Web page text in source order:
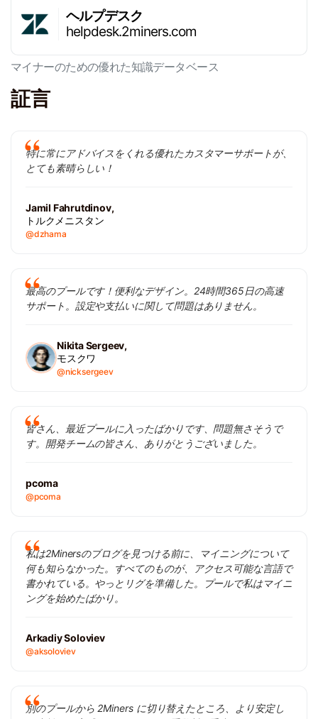
ヘルプデスク
helpdesk.2miners.com
マイナーのための優れた知識データベース
証言
特に常にアドバイスをくれる優れたカスタマーサポートが、
とても素晴らしい！
Jamil Fahrutdinov,
トルクメニスタン
@dzhama
最高のプールです！便利なデザイン。24時間365日の高速
サポート。設定や支払いに関して問題はありません。
Nikita Sergeev,
モスクワ
@nicksergeev
皆さん、最近プールに入ったばかりです、問題無さそうで
す。開発チームの皆さん、ありがとうございました。
pcoma
@pcoma
私は2Minersのブログを見つける前に、マイニングについて
何も知らなかった。すべてのものが、アクセス可能な言語で
書かれている。やっとリグを準備した。プールで私はマイニ
ングを始めたばかり。
Arkadiy Soloviev
@aksoloviev
別のプールから 2Miners に切り替えたところ、より安定し